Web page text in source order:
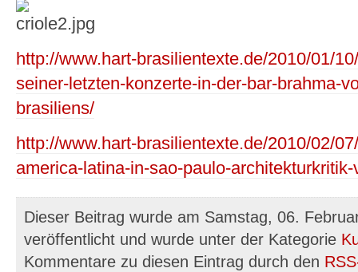
http://www.hart-brasilientexte.de/2010/01/
seiner-letzten-konzerte-in-der-bar-brahma-
brasiliens/
http://www.hart-brasilientexte.de/2010/02/
america-latina-in-sao-paulo-
Dieser Beitrag wurde am Samstag, 06.
veröffentlicht und wurde unter der Kategorie
Kommentare zu diesen Eintrag durch den